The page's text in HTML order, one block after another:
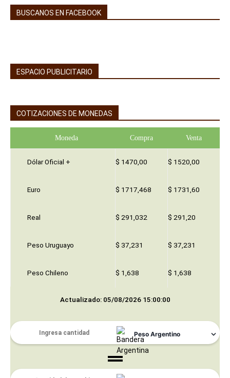
BUSCANOS EN FACEBOOK
ESPACIO PUBLICITARIO
COTIZACIONES DE MONEDAS
Moneda Compra Venta
Dólar Oficial + $ 1470,00 $ 1520,00
Euro $ 1717,468 $ 1731,60
Real $ 291,032 $ 291,20
Peso Uruguayo $ 37,231 $ 37,231
Peso Chileno $ 1,638 $ 1,638
Actualizado: 05/08/2026 15:00:00